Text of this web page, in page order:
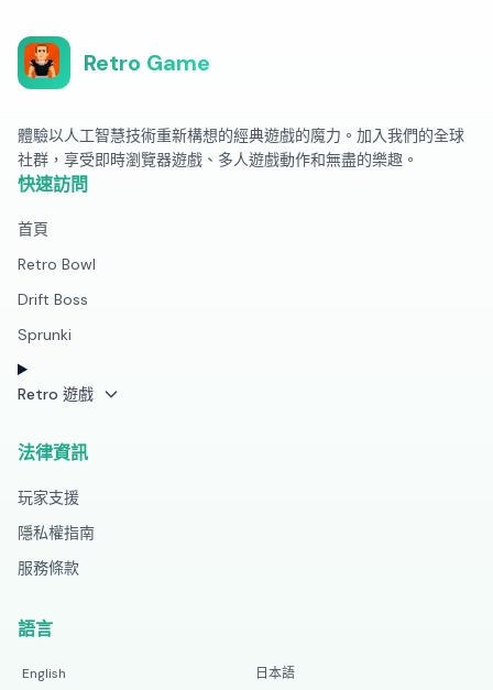
Retro Game
體驗以人工智慧技術重新構想的經典遊戲的魔力。加入我們的全球
社群，享受即時瀏覽器遊戲、多人遊戲動作和無盡的樂趣。
快速訪問
首頁
Retro Bowl
Drift Boss
Sprunki
Retro 遊戲
法律資訊
玩家支援
隱私權指南
服務條款
語言
English 日本語